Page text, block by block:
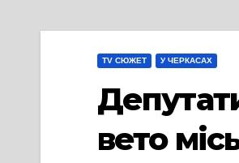
TV СЮЖЕТ У ЧЕРКАСАХ
вето